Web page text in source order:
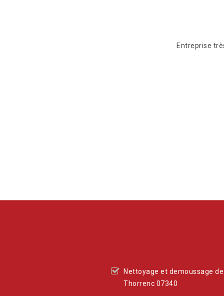
Entreprise
Nettoyage et demoussage
Thorrenc 07340